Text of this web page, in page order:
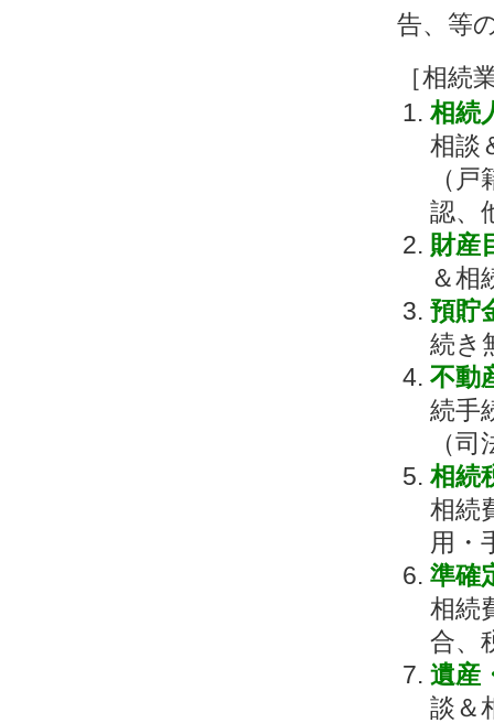
告、等
［相続
相続
相談
（
認、
財産
＆相
預貯
続き
不動
続手
（
相続
相続
用・
準確
相続
合、
遺産
談＆